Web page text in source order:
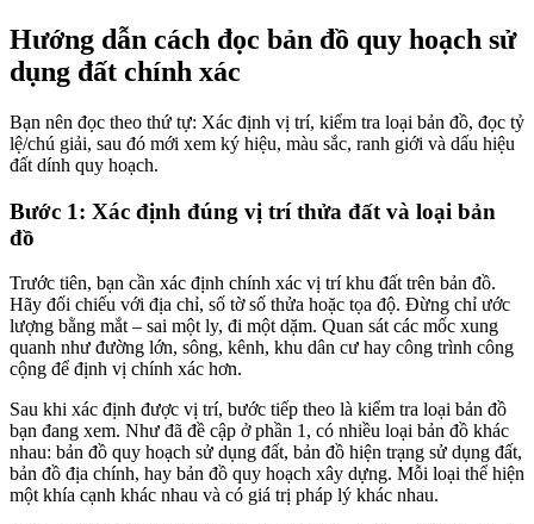
Hướng dẫn cách đọc bản đồ quy hoạch sử
dụng đất chính xác
Bạn nên đọc theo thứ tự: Xác định vị trí, kiểm tra loại bản đồ, đọc tỷ
lệ/chú giải, sau đó mới xem ký hiệu, màu sắc, ranh giới và dấu hiệu
đất dính quy hoạch.
Bước 1: Xác định đúng vị trí thửa đất và loại bản
đồ
Trước tiên, bạn cần xác định chính xác vị trí khu đất trên bản đồ.
Hãy đối chiếu với địa chỉ, số tờ số thửa hoặc tọa độ. Đừng chỉ ước
lượng bằng mắt – sai một ly, đi một dặm. Quan sát các mốc xung
quanh như đường lớn, sông, kênh, khu dân cư hay công trình công
cộng để định vị chính xác hơn.
Sau khi xác định được vị trí, bước tiếp theo là kiểm tra loại bản đồ
bạn đang xem. Như đã đề cập ở phần 1, có nhiều loại bản đồ khác
nhau: bản đồ quy hoạch sử dụng đất, bản đồ hiện trạng sử dụng đất,
bản đồ địa chính, hay bản đồ quy hoạch xây dựng. Mỗi loại thể hiện
một khía cạnh khác nhau và có giá trị pháp lý khác nhau.